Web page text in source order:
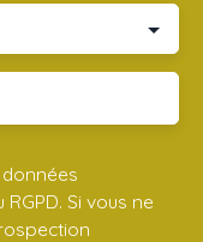
Si vous ne